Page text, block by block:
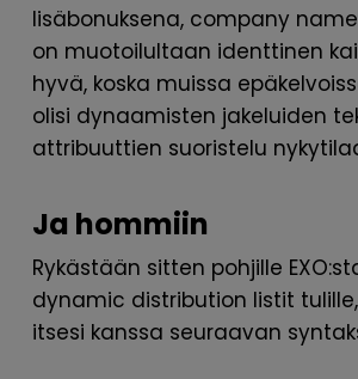
lisäbonuksena, company
on muotoilultaan identtinen
hyvä, koska muissa
olisi dynaamisten jakeluiden
attribuuttien suoristelu
Ja hommiin
Rykästään sitten pohjille
dynamic distribution listit
itsesi kanssa seuraavan